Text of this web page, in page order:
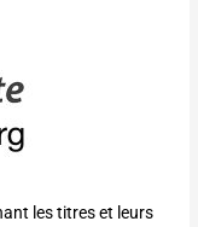
les titres et leurs